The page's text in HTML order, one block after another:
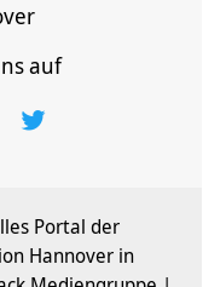
auf
Portal der
Hannover in